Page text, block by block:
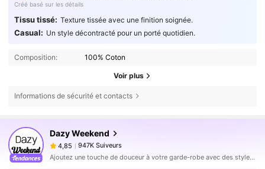
Créé basé sur les détails
Tissu tissé: Texture tissée avec une finition soignée.
Casual: Un style décontracté pour un porté quotidien.
Composition: 100% Coton
Voir plus
Informations de sécurité et contacts
Dazy Weekend
4,85
947K Suiveurs
est en train de naviguer
947K Suiveurs
Ajoutez une touche de douceur à votre garde-robe avec des styles qui débordent de mignonnerie dans chaque détail.